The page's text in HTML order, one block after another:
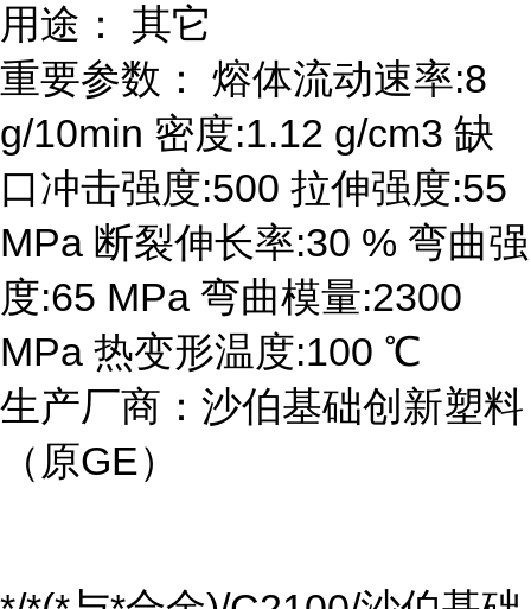
用途： 其它
重要参数： 熔体流动速率:8
g/10min 密度:1.12 g/cm3 缺
口冲击强度:500 拉伸强度:55
MPa 断裂伸长率:30 % 弯曲强
度:65 MPa 弯曲模量:2300
MPa 热变形温度:100 ℃
生产厂商：沙伯基础创新塑料
（原GE）